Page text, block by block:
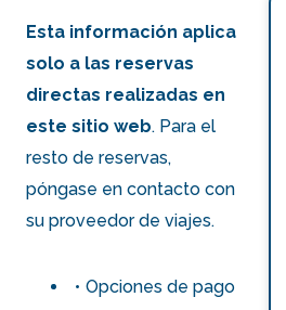
Esta información aplica
solo a las reservas
directas realizadas en
este sitio web. Para el
resto de reservas,
póngase en contacto con
su proveedor de viajes.
Opciones de pago